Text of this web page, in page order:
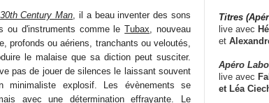
30th Century Man , il a beau inventer des sons
ou d'instruments comme leTubax , nouveau
profonds ou aériens, tranchants ou veloutés,
le malaise que sa diction peut susciter.
pas de jouer de silences le laissant souvent
explosif. Les évènements se
avec une détermination effrayante. Le
Titres
live avec
et
Apéro
live avec
et Léa